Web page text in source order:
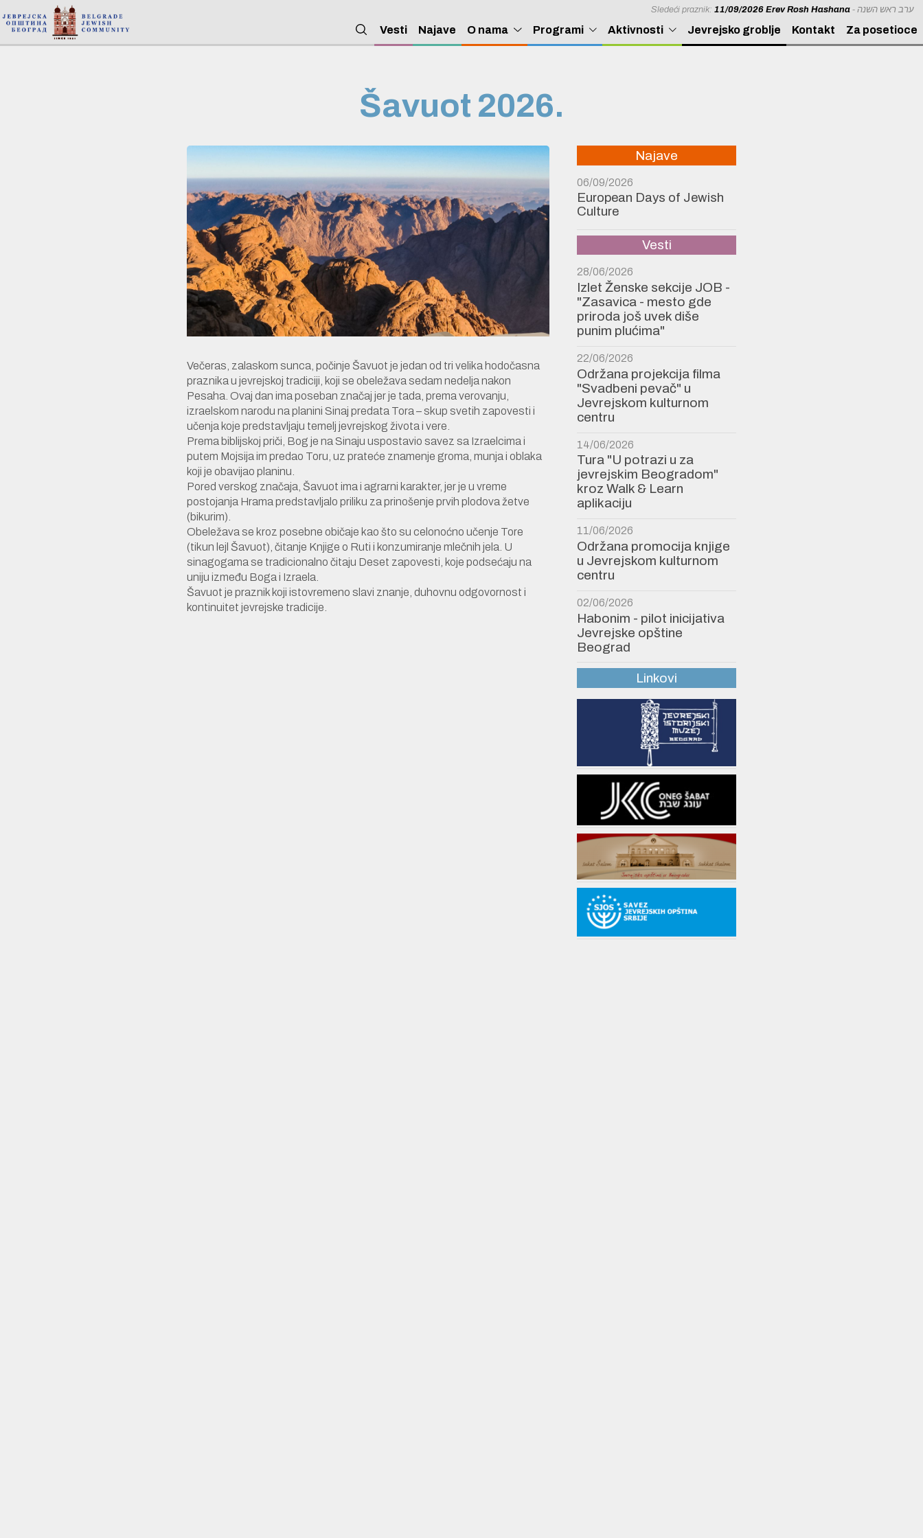
Sledeći praznik:11/09/2026 Erev Rosh Hashana - ערב ראש השנה
Vesti Najave O nama Programi Aktivnosti Jevrejsko groblje Kontakt Za posetioce
Šavuot 2026.
Večeras, zalaskom sunca, počinje Šavuot je jedan od tri velika hodočasna
praznika u jevrejskoj tradiciji, koji se obeležava sedam nedelja nakon
Pesaha. Ovaj dan ima poseban značaj jer je tada, prema verovanju,
izraelskom narodu na planini Sinaj predata Tora – skup svetih zapovesti i
učenja koje predstavljaju temelj jevrejskog života i vere.
Prema biblijskoj priči, Bog je na Sinaju uspostavio savez sa Izraelcima i
putem Mojsija im predao Toru, uz prateće znamenje groma, munja i oblaka
koji je obavijao planinu.
Pored verskog značaja, Šavuot ima i agrarni karakter, jer je u vreme
postojanja Hrama predstavljalo priliku za prinošenje prvih plodova žetve
(bikurim).
Obeležava se kroz posebne običaje kao što su celonoćno učenje Tore
(tikun lejl Šavuot), čitanje Knjige o Ruti i konzumiranje mlečnih jela. U
sinagogama se tradicionalno čitaju Deset zapovesti, koje podsećaju na
uniju između Boga i Izraela.
Šavuot je praznik koji istovremeno slavi znanje, duhovnu odgovornost i
kontinuitet jevrejske tradicije.
Najave
06/09/2026
European Days of Jewish
Culture
Vesti
28/06/2026
Izlet Ženske sekcije JOB -
"Zasavica - mesto gde
priroda još uvek diše
punim plućima"
22/06/2026
Održana projekcija filma
"Svadbeni pevač" u
Jevrejskom kulturnom
centru
14/06/2026
Tura "U potrazi u za
jevrejskim Beogradom"
kroz Walk & Learn
aplikaciju
11/06/2026
Održana promocija knjige
u Jevrejskom kulturnom
centru
02/06/2026
Habonim - pilot inicijativa
Jevrejske opštine
Beograd
Linkovi